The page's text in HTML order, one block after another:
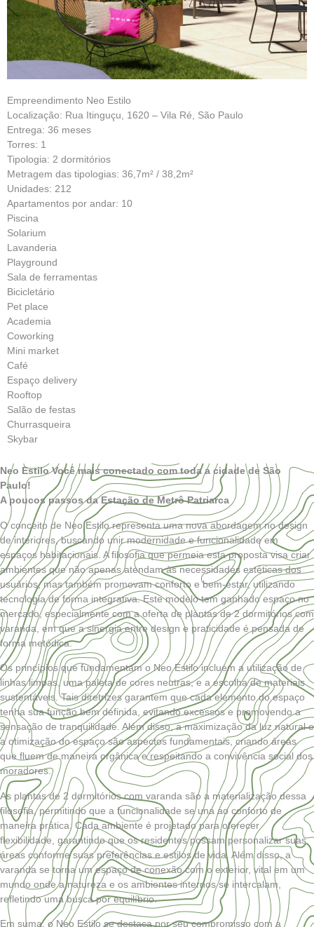
Empreendimento Neo Estilo
Localização: Rua Itinguçu, 1620 – Vila Ré, São Paulo
Entrega: 36 meses
Torres: 1
Tipologia: 2 dormitórios
Metragem das tipologias: 36,7m² / 38,2m²
Unidades: 212
Apartamentos por andar: 10
Piscina
Solarium
Lavanderia
Playground
Sala de ferramentas
Bicicletário
Pet place
Academia
Coworking
Mini market
Café
Espaço delivery
Rooftop
Salão de festas
Churrasqueira
Skybar
Neo Estilo Você mais conectado com toda a cidade de São
Paulo!
A poucos passos daEstação de Metrô Patriarca
O conceito de Neo Estilorepresenta uma nova abordagem no design
de interiores, buscando unir modernidade e funcionalidade em
espaços habitacionais. A filosofia que permeia esta proposta visa criar
ambientes que não apenas atendam às necessidades estéticas dos
usuários, mas também promovam conforto e bem-estar, utilizando
tecnologia de forma integrativa. Este modelo tem ganhado espaço no
mercado, especialmente com a oferta de plantas de 2 dormitórios com
varanda, em que a sinergia entre design e praticidade é pensada de
forma metódica.
Os princípios que fundamentam o Neo Estilo incluem a utilização de
linhas limpas, uma paleta de cores neutras, e a escolha de materiais
sustentáveis. Tais diretrizes garantem que cada elemento do espaço
tenha sua função bem definida, evitando excessos e promovendo a
sensação de tranquilidade. Além disso, a maximização da luz natural e
a otimização do espaço são aspectos fundamentais, criando áreas
que fluem de maneira orgânica e respeitando a convivência social dos
moradores.
As plantas de 2 dormitórios com varanda são a materialização dessa
filosofia, permitindo que a funcionalidade se una ao conforto de
maneira prática. Cada ambiente é projetado para oferecer
flexibilidade, garantindo que os residentes possam personalizar suas
áreas conforme suas preferências e estilos de vida. Além disso, a
varanda se torna um espaço de conexão com o exterior, vital em um
mundo onde a natureza e os ambientes internos se intercalam,
refletindo uma busca por equilíbrio.
Em suma, o Neo Estilo se destaca por seu compromisso com a